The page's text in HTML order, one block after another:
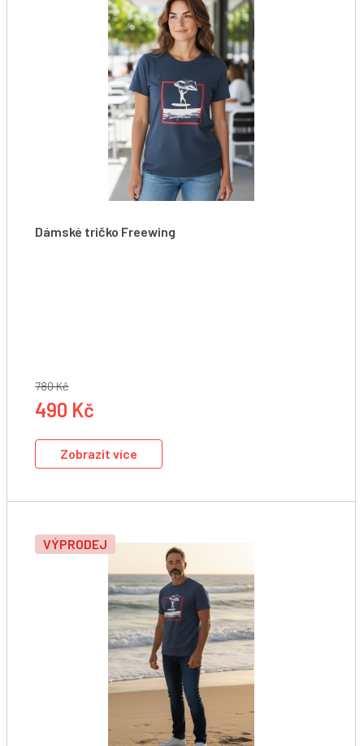
Dámské tričko Freewing
780 Kč
490 Kč
Zobrazit více
VÝPRODEJ